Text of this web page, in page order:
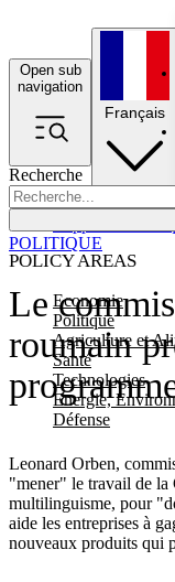
Open sub
navigation
Recherche
POLICY AREAS
Economie
Politique
Agriculture et
Santé
Technologies
Energie,
Défense
Français
Le
roumain
Leonard Orben,
"mener" le travail de la
multilinguisme, pour
aide les entreprises à
nouveaux produits qui
POLITIQUE